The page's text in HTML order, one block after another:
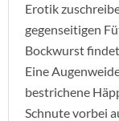
Erotik
gegenseitigen
Bockwurst
Eine
bestrichene
Schnute vorbei